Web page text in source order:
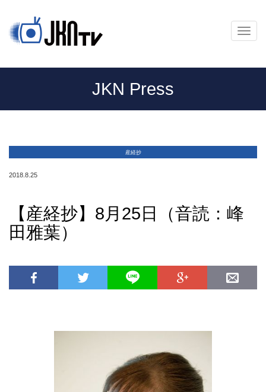
メ
ニ
ー
JKN Press
産経抄
2018.8.25
【産経抄】8月25日（音読：峰
田雅葉）